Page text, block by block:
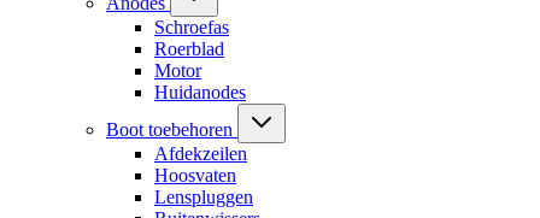
Schroefas
Roerblad
Motor
Huidanodes
Boot toebehoren
Afdekzeilen
Hoosvaten
Lenspluggen